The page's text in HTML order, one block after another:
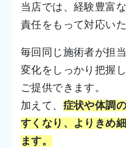
当店では、経験豊富
責任をもって対応いた
毎回同じ施術者が担
変化をしっかり把握
ご提供できます。
加えて、 症状や体調
すくなり、よりきめ
ます。